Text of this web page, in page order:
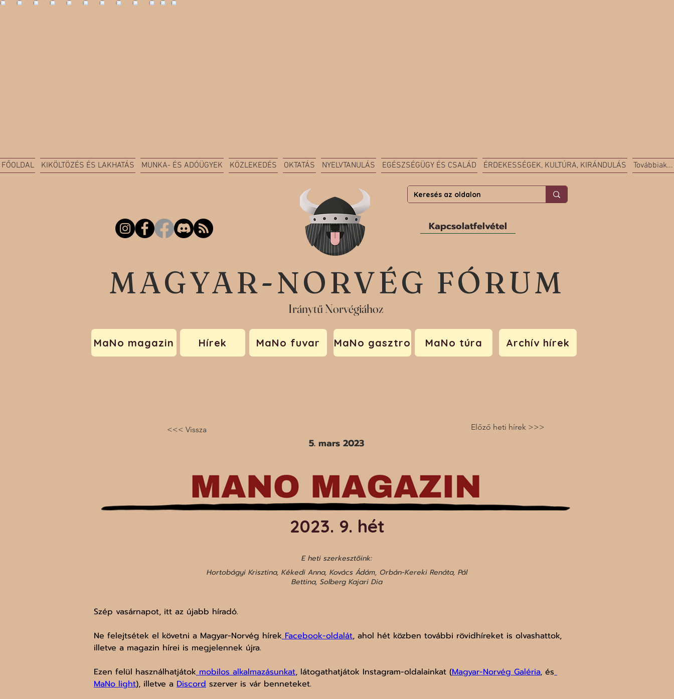
FŐOLDAL KIKÖLTÖZÉS ÉS LAKHATÁS MUNKA- ÉS ADÓÜGYEK KÖZLEKEDÉS OKTATÁS NYELVTANULÁS EGÉSZSÉGÜGY ÉS CSALÁD ÉRDEKESSÉGEK, KULTÚRA, KIRÁNDULÁS Továbbiak...
Kapcsolatfelvétel
MAGYAR-NORVÉG FÓRUM
Iránytű Norvégiához
MaNo magazin Hírek MaNo fuvar MaNo gasztro MaNo túra Archív hírek
<<< Vissza
5. mars 2023
Előző heti hírek >>>
2023. 9. hét
E heti szerkesztőink:
Hortobágyi Krisztina, Kékedi Anna, Kovács Ádám, Orbán-Kereki Renáta, Pál
Bettina, Solberg Kajari Dia
Szép vasárnapot, itt az újabb híradó.
Ne felejtsétek el követni a Magyar-Norvég hírek Facebook-oldalát, ahol hét közben további rövidhíreket is olvashattok,
illetve a magazin hírei is megjelennek újra.
Ezen felül használhatjátok mobilos alkalmazásunkat, látogathatjátok Instagram-oldalainkat (Magyar-Norvég Galéria, és
MaNo light), illetve a Discord szerver is vár benneteket.